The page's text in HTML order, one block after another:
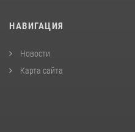
НАВИГАЦИЯ
Новости
Карта сайта